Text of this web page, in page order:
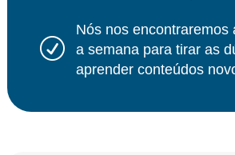
R
Nós nos encontraremos
a semana para tirar as
aprender conteúdos